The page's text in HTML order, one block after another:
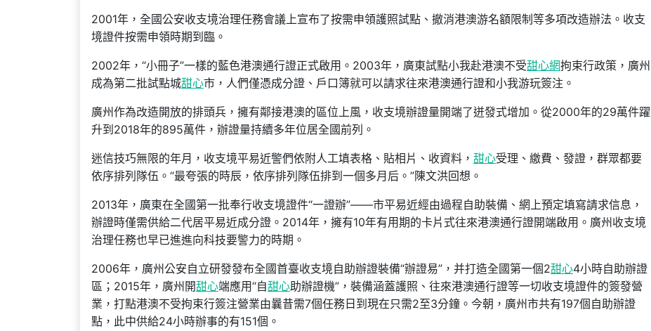
2001年，全國公安收支境治理任務會議上宣布了按需申領護照試點、撤消港澳游名額限制等多項改造辦法。收支
境證件按需申領時期到臨。
2002年，“小冊子”一樣的藍色港澳通行證正式啟用。2003年，廣東試點小我赴港澳不受甜心網拘束行政策，廣州
成為第二批試點城甜心市，人們僅憑成分證、戶口簿就可以請求往來港澳通行證和小我游玩簽注。
廣州作為改造開放的排頭兵，擁有鄰接港澳的區位上風，收支境辦證量開端了迸發式增加。從2000年的29萬件躍
升到2018年的895萬件，辦證量持續多年位居全國前列。
迷信技巧無限的年月，收支境平易近警們依附人工填表格、貼相片、收資料， 甜心受理、繳費、發證，群眾都要
依序排列隊伍。“最夸張的時辰，依序排列隊伍排到一個多月后。”陳文洪回想。
2013年，廣東在全國第一批奉行收支境證件“一證辦”——市平易近經由過程自助裝備、網上預定填寫請求信息，
辦證時僅需供給二代居平易近成分證。2014年，擁有10年有用期的卡片式往來港澳通行證開端啟用。廣州收支境
治理任務也早已進進向科技要警力的時期。
2006年，廣州公安自立研發發布全國首臺收支境自助辦證裝備“辦證易”，并打造全國第一個2甜心4小時自助辦證
區；2015年，廣州開甜心端應用“自甜心助辦證機”，裝備涵蓋護照、往來港澳通行證等一切收支境證件的簽發營
業，打點港澳不受拘束行簽注營業由曩昔需7個任務日到現在只需2至3分鐘。今朝，廣州市共有197個自助辦證
點，此中供給24小時辦事的有151個。